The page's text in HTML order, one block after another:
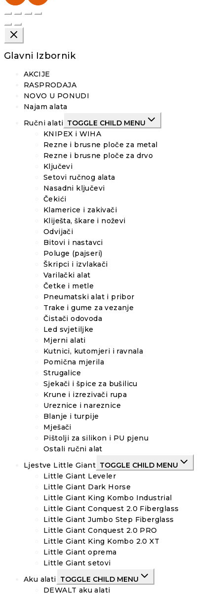
Glavni Izbornik
AKCIJE
RASPRODAJA
NOVO U PONUDI
Najam alata
Ručni alati TOGGLE CHILD MENU
KNIPEX i WIHA
Rezne i brusne ploče za metal
Rezne i brusne ploče za drvo
Ključevi
Setovi ručnog alata
Nasadni ključevi
Čekići
Klamerice i zakivači
Kliješta, škare i noževi
Odvijači
Bitovi i nastavci
Poluge (pajseri)
Škripci i izvlakači
Varilački alat
Četke i metle
Pneumatski alat i pribor
Trake i gume za vezanje
Čistači odovoda
Led svjetiljke
Mjerni alati
Kutnici, kutomjeri i ravnala
Pomična mjerila
Strugalice
Sjekači i špice za bušilicu
Krune i izrezivači rupa
Ureznice i nareznice
Blanje i turpije
Mješači
Pištolji za silikon i PU pjenu
Ostali ručni alat
Ljestve Little Giant TOGGLE CHILD MENU
Little Giant Leveler
Little Giant Dark Horse
Little Giant King Kombo Industrial
Little Giant Conquest 2.0 Fiberglass
Little Giant Jumbo Step Fiberglass
Little Giant Conquest 2.0 PRO
Little Giant King Kombo 2.0 XT
Little Giant oprema
Little Giant setovi
Aku alati TOGGLE CHILD MENU
DEWALT aku alati